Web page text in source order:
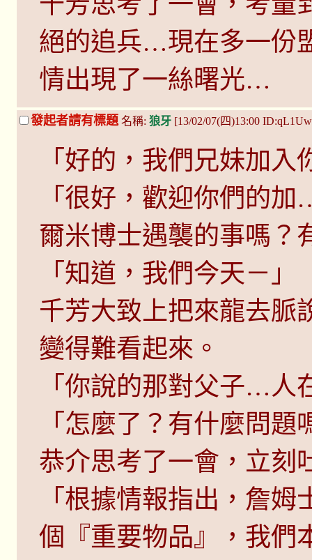
絕的追兵…現在多一份
情出現了一絲曙光…
發起者請有標題 名稱: 狼牙 [13/02/07(四)13:00
「好的，我們兄妹加入
「很好，歡迎你們的
爾米博士遇襲的事嗎？
「知道，我們今天－」
千芳大致上把來龍去脈
變得難看起來。
「你說的那對父子…人
「怎麼了？有什麼問題
恭介思考了一會，立刻
「根據情報指出，詹
個『重要物品』，我們